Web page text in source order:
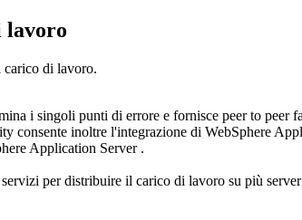
lavoro
carico di lavoro.
i singoli punti di errore e fornisce peer to peer
consente inoltre l'integrazione di WebSphere
Application Server.
per distribuire il carico di lavoro su più